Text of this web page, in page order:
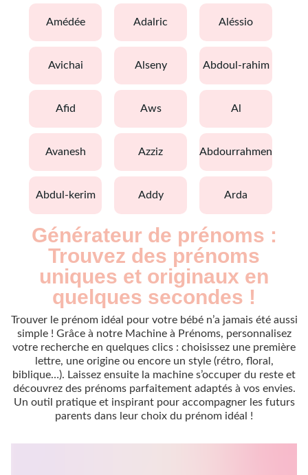
amédée adalric aléssio
avichai alseny abdoul-rahim
afid aws al
avanesh azziz abdourrahmen
abdul-kerim addy arda
Générateur de prénoms :
Trouvez des prénoms
uniques et originaux en
quelques secondes !
Trouver le prénom idéal pour votre bébé n’a jamais été aussi
simple ! Grâce à notre Machine à Prénoms, personnalisez
votre recherche en quelques clics : choisissez une première
lettre, une origine ou encore un style (rétro, floral,
biblique…). Laissez ensuite la machine s’occuper du reste et
découvrez des prénoms parfaitement adaptés à vos envies.
Un outil pratique et inspirant pour accompagner les futurs
parents dans leur choix du prénom idéal !